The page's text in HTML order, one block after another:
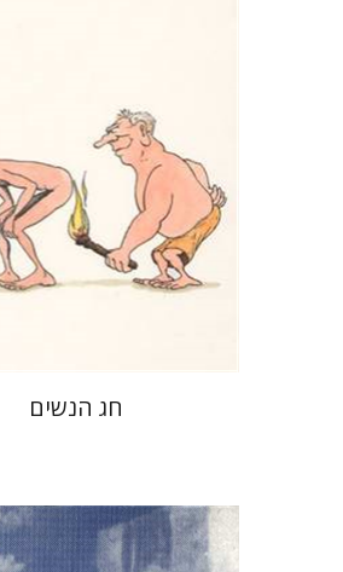
הנחת אתר ספר מודפס
$23
$21
חג הנשים